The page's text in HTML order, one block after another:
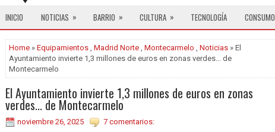
INICIO NOTICIAS » BARRIO » CULTURA » TECNOLOGÍA CONSUMO
Home » Equipamientos , Madrid Norte , Montecarmelo , Noticias » El
Ayuntamiento invierte 1,3 millones de euros en zonas verdes... de
Montecarmelo
El Ayuntamiento invierte 1,3 millones de euros en zonas
verdes... de Montecarmelo
noviembre 26, 2025 7 comentarios: